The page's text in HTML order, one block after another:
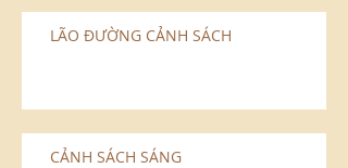
LÃO ÐƯỜNG CẢNH SÁCH
CẢNH SÁCH SÁNG